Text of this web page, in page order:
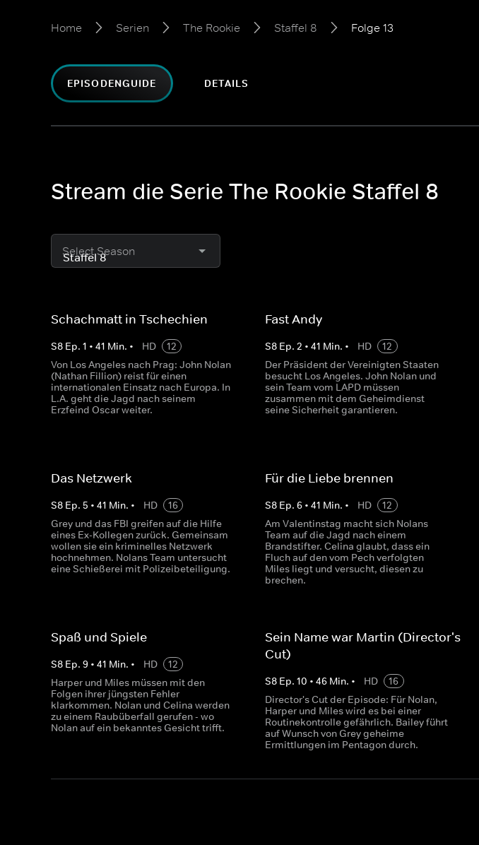
Home Serien The Rookie Staffel 8 Folge 13
EPISODENGUIDE DETAILS
Stream die Serie The Rookie Staffel 8
Select Season
Schachmatt in Tschechien
S8 Ep. 1 • 41 Min. • HD
12
Von Los Angeles nach Prag: John Nolan
(Nathan Fillion) reist für einen
internationalen Einsatz nach Europa. In
L.A. geht die Jagd nach seinem
Erzfeind Oscar weiter.
Fast Andy
S8 Ep.2 •41 Min. • HD
12
Der Präsident der Vereinigten Staaten
besucht Los Angeles. John Nolan und
sein Team vom LAPD müssen
zusammen mit dem Geheimdienst
seine Sicherheit garantieren.
Das Netzwerk
S8 Ep. 5 • 41 Min. • HD
16
Grey und das FBI greifen auf die Hilfe
eines Ex-Kollegen zurück. Gemeinsam
wollen sie ein kriminelles Netzwerk
hochnehmen. Nolans Team untersucht
eine Schießerei mit Polizeibeteiligung.
Für die Liebe brennen
S8 Ep.6 •41 Min. • HD
12
Am Valentinstag macht sich Nolans
Team auf die Jagd nach einem
Brandstifter. Celina glaubt, dass ein
Fluch auf den vom Pech verfolgten
Miles liegt und versucht, diesen zu
brechen.
Spaß und Spiele
S8 Ep. 9 • 41 Min. • HD
12
Harper und Miles müssen mit den
Folgen ihrer jüngsten Fehler
klarkommen. Nolan und Celina werden
zu einem Raubüberfall gerufen - wo
Nolan auf ein bekanntes Gesicht trifft.
Sein Name war Martin (Director's
Cut)
S8 Ep.10 •46 Min. • HD
16
Director's Cut der Episode: Für Nolan,
Harper und Miles wird es bei einer
Routinekontrolle gefährlich. Bailey führt
auf Wunsch von Grey geheime
Ermittlungen im Pentagon durch.